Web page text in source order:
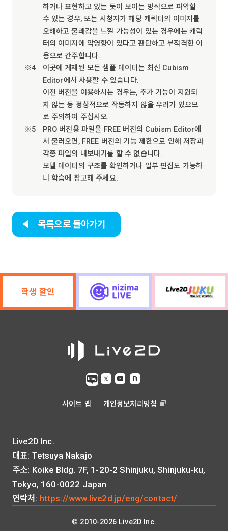
하거나 표현하고 있는 듯이 보이는 방식으로 파악할
수 있는 경우, 또는 시청자가 해당 캐릭터의 이미지를
오해하고 불쾌감을 느낄 가능성이 있는 경우에는 캐릭
터의 이미지에 악영향이 있다고 판단하고 부적격한 이
용으로 간주합니다.
이곳에 게재된 모든 샘플 데이터는 최신 Cubism
Editor에서 사용할 수 있습니다.
이전 버전을 이용하시는 경우는, 추가 기능이 지원되
지 않는 등 정상적으로 작동하지 않을 우려가 있으므
로 주의하여 주십시오.
PRO 버전용 파일을 FREE 버전의 Cubism Editor에
서 불러오면, FREE 버전의 기능 제한으로 인해 저장과
각종 파일의 내보내기를 할 수 없습니다.
모델 데이터의 구조를 확인하거나 일부 편집도 가능하
니 학습에 참고해 주세요.
목록으로 돌아가기
학생 할인
사이트 맵 개인정보처리방침
Live2D Inc.
대표: Tetsuya Nakajo
주소: Koike Bldg. 7F, 1-20-2 Shinjuku, Shinjuku-ku,
Tokyo, 160-0022 Japan
연락처: https://www.live2d.jp/eng/contact/
© 2010-2026 Live2D Inc.